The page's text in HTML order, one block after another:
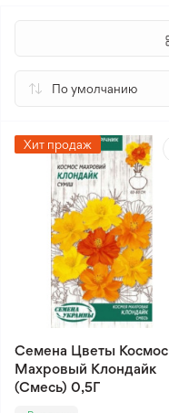
Хит продаж
Семена Цветы Космос
Махровый Клондайк
(Смесь) 0,5Г